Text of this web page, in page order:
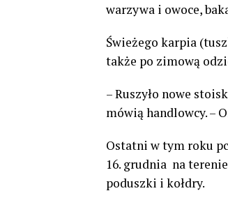
warzywa i owoce,
Świeżego karpia
także po zimową
– Ruszyło nowe
mówią handlowcy. –
Ostatni w tym roku
16. grudnia na
poduszki i kołdry.